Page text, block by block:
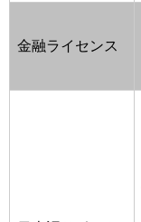
金融ライセンス